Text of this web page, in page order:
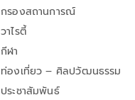
กรองสถานการณ์
วาไรตี้
กีฬา
ท่องเที่ยว – ศิลปวัฒนธรรม
ประชาสัมพันธ์